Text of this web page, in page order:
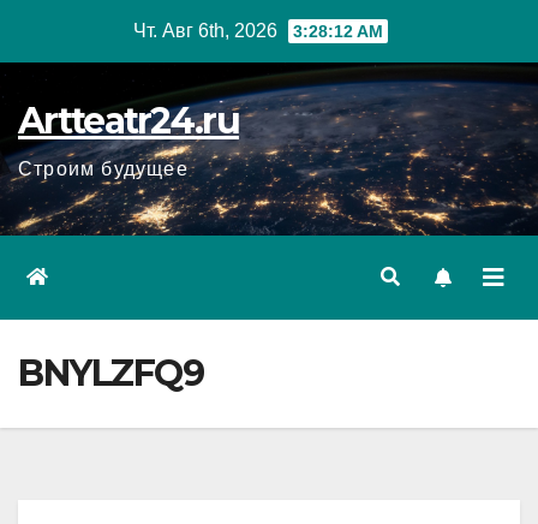
Чт. Авг 6th, 2026 3:28:13 AM
Artteatr24.ru
Строим будущее
BNYLZFQ9